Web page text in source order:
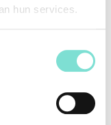
hun services.